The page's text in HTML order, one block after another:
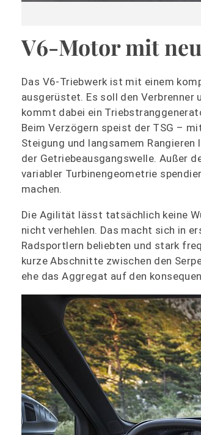
V6-Motor mit
Das V6-Triebwerk ist mit einem
ausgerüstet. Es soll den
kommt dabei ein
Beim Verzögern speist der TSG –
Steigung und langsamem
der Getriebeausgangswelle. Außer
variabler Turbinengeometrie
machen.
Die Agilität lässt tatsächlich keine
nicht verhehlen. Das macht sich in
Radsportlern beliebten und stark
kurze Abschnitte zwischen den
ehe das Aggregat auf den